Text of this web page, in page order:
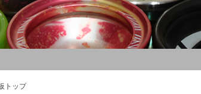
トップ